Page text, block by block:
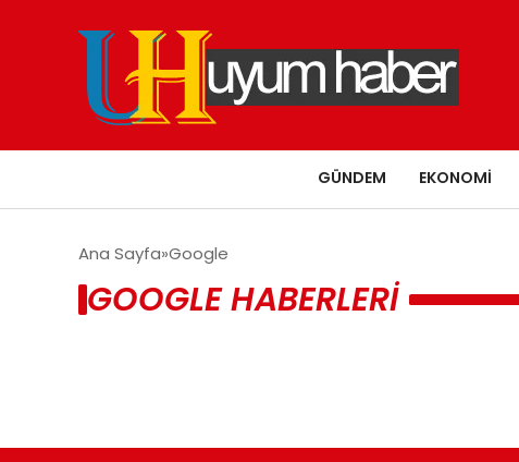
GÜNDEM EKONOMI
Ana Sayfa Google
GOOGLE HABERLERI